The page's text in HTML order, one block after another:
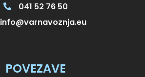
041 52 76 50
info@varnavoznja.eu
POVEZAVE